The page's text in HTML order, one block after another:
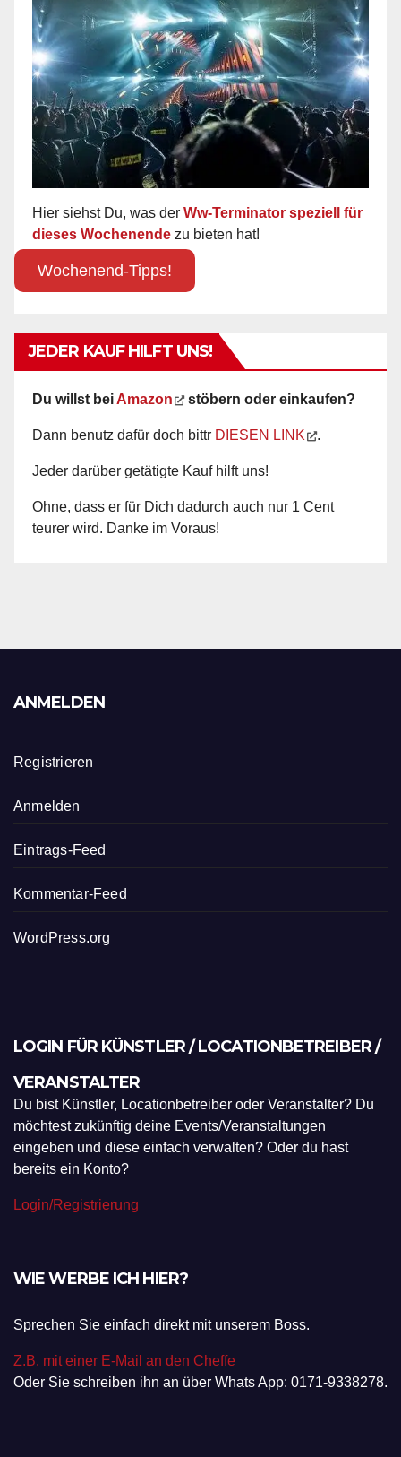
Hier siehst Du, was der Ww-Terminator speziell für
dieses Wochenende zu bieten hat!
Wochenend-Tipps!
JEDER KAUF HILFT UNS!
Du willst bei Amazon stöbern oder einkaufen?
Dann benutz dafür doch bittr DIESEN LINK .
Jeder darüber getätigte Kauf hilft uns!
Ohne, dass er für Dich dadurch auch nur 1 Cent
teurer wird. Danke im Voraus!
ANMELDEN
Registrieren
Anmelden
Eintrags-Feed
Kommentar-Feed
WordPress.org
LOGIN FÜR KÜNSTLER / LOCATIONBETREIBER /
VERANSTALTER
Du bist Künstler, Locationbetreiber oder Veranstalter? Du
möchtest zukünftig deine Events/Veranstaltungen
eingeben und diese einfach verwalten? Oder du hast
bereits ein Konto?
Login/Registrierung
WIE WERBE ICH HIER?
Sprechen Sie einfach direkt mit unserem Boss.
Z.B. mit einer E-Mail an den Cheffe
Oder Sie schreiben ihn an über Whats App: 0171-9338278.